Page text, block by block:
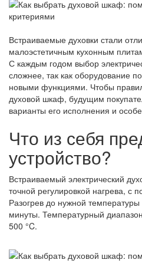
Встраиваемые духовки стали
малоэстетичным кухонным
С каждым годом выбор
сложнее, так как оборудование
новыми функциями. Чтобы
духовой шкаф, будущим
варианты его исполнения и
Что из себя
устройство?
Встраиваемый электрический
точной регулировкой нагрева, с
Разогрев до нужной
минуты. Температурный
500 °C.